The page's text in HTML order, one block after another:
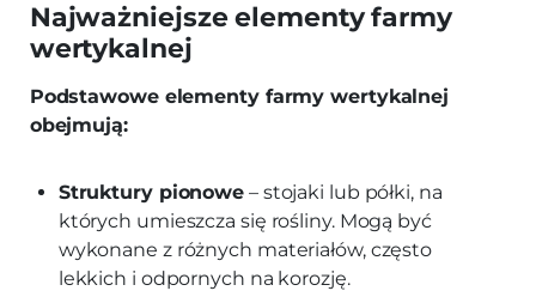
Najważniejsze elementy farmy
wertykalnej
Podstawowe elementy farmy wertykalnej
obejmują:
Struktury pionowe – stojaki lub półki, na
których umieszcza się rośliny. Mogą być
wykonane z różnych materiałów, często
lekkich i odpornych na korozję.